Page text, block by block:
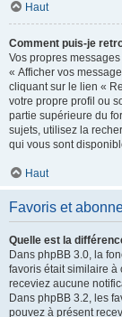
Haut
Comment puis-je
Vos propres
« Afficher vos
cliquant sur le lien «
votre propre profil ou
partie supérieure du
sujets, utilisez la
qui vous sont
Haut
Favoris et
Quelle est la
Dans phpBB 3.0, la
favoris était similaire à
receviez aucune
Dans phpBB 3.2, les
pouvez à présent